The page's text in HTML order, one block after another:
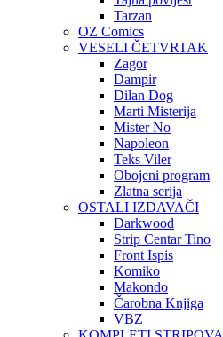
Tarzan
OZ Comics
VESELI ČETVRTAK
Zagor
Dampir
Dilan Dog
Marti Misterija
Mister No
Napoleon
Teks Viler
Obojeni program
Zlatna serija
OSTALI IZDAVAČI
Darkwood
Strip Centar Tino
Front Ispis
Komiko
Makondo
Čarobna Knjiga
VBZ